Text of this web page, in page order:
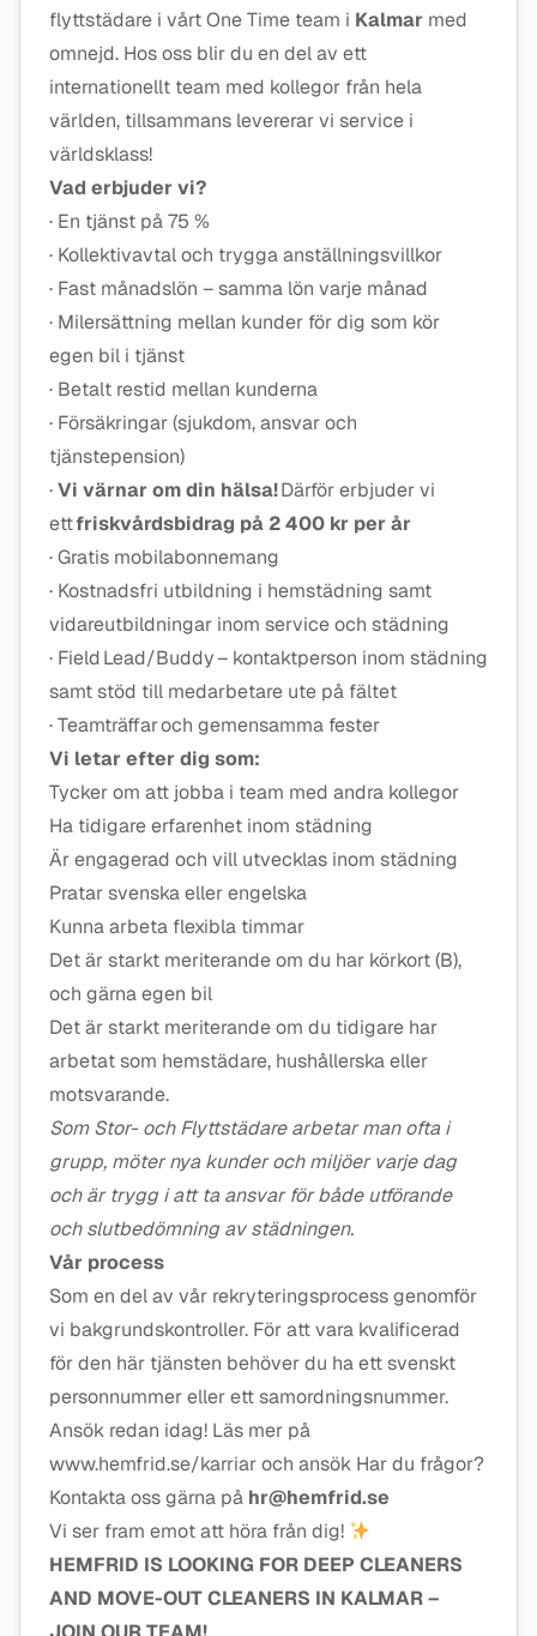
flyttstädare i vårt One Time team i Kalmar med
omnejd. Hos oss blir du en del av ett
internationellt team med kollegor från hela
världen, tillsammans levererar vi service i
världsklass!
Vad erbjuder vi?
· En tjänst på 75 %
· Kollektivavtal och trygga anställningsvillkor
· Fast månadslön – samma lön varje månad
· Milersättning mellan kunder för dig som kör
egen bil i tjänst
· Betalt restid mellan kunderna
· Försäkringar (sjukdom, ansvar och
tjänstepension)
·Vi värnar om din hälsa!Därför erbjuder vi
ettfriskvårdsbidrag på 2 400 kr per år
· Gratis mobilabonnemang
· Kostnadsfri utbildning i hemstädning samt
vidareutbildningar inom service och städning
· Field Lead/Buddy – kontaktperson inom städning
samt stöd till medarbetare ute på fältet
· Teamträffar och gemensamma fester
Vi letar efter dig som:
Tycker om att jobba i team med andra kollegor
Ha tidigare erfarenhet inom städning
Är engagerad och vill utvecklas inom städning
Pratar svenska eller engelska
Kunna arbeta flexibla timmar
Det är starkt meriterande om du har körkort (B),
och gärna egen bil
Det är starkt meriterande om du tidigare har
arbetat som hemstädare, hushållerska eller
motsvarande.
Som Stor- och Flyttstädare arbetar man ofta i
grupp, möter nya kunder och miljöer varje dag
och är trygg i att ta ansvar för både utförande
och slutbedömning av städningen.
Vår process
Som en del av vår rekryteringsprocess genomför
vi bakgrundskontroller. För att vara kvalificerad
för den här tjänsten behöver du ha ett svenskt
personnummer eller ett samordningsnummer.
Ansök redan idag! Läs mer på
www.hemfrid.se/karriar och ansök Har du frågor?
Kontakta oss gärna på hr@hemfrid.se
Vi ser fram emot att höra från dig!
HEMFRID IS LOOKING FOR DEEP CLEANERS
AND MOVE-OUT CLEANERS IN KALMAR –